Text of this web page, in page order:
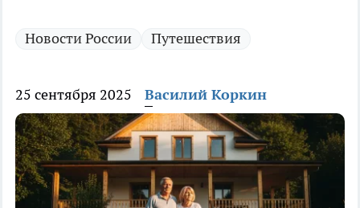
Новости России Путешествия
25 сентября 2025 Василий Коркин